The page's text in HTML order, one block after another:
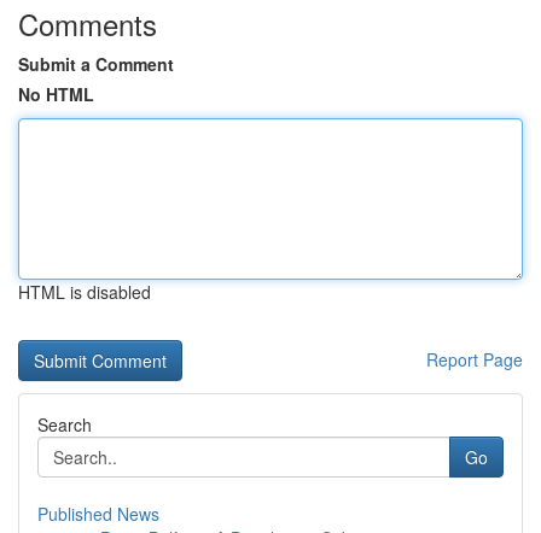
Comments
Submit a Comment
No HTML
HTML is disabled
Report Page
Search
Go
Published News